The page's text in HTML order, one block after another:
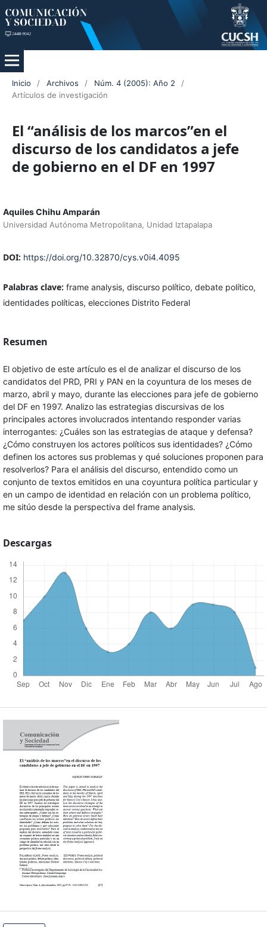
Inicio / Archivos / Núm. 4 (2005): Año 2
/
Artículos de investigación
El “análisis de los marcos”en el
discurso de los candidatos a jefe
de gobierno en el DF en 1997
Aquiles Chihu Amparán
Universidad Autónoma Metropolitana, Unidad Iztapalapa
DOI: https://doi.org/10.32870/cys.v0i4.4095
Palabras clave: frame analysis, discurso político, debate político,
identidades políticas, elecciones Distrito Federal
Resumen
El objetivo de este artículo es el de analizar el discurso de los
candidatos del PRD, PRI y PAN en la coyuntura de los meses de
marzo, abril y mayo, durante las elecciones para jefe de gobierno
del DF en 1997. Analizo las estrategias discursivas de los
principales actores involucrados intentando responder varias
interrogantes: ¿Cuáles son las estrategias de ataque y defensa?
¿Cómo construyen los actores políticos sus identidades? ¿Cómo
definen los actores sus problemas y qué soluciones proponen para
resolverlos? Para el análisis del discurso, entendido como un
conjunto de textos emitidos en una coyuntura política particular y
en un campo de identidad en relación con un problema político,
me sitúo desde la perspectiva del frame analysis.
Descargas